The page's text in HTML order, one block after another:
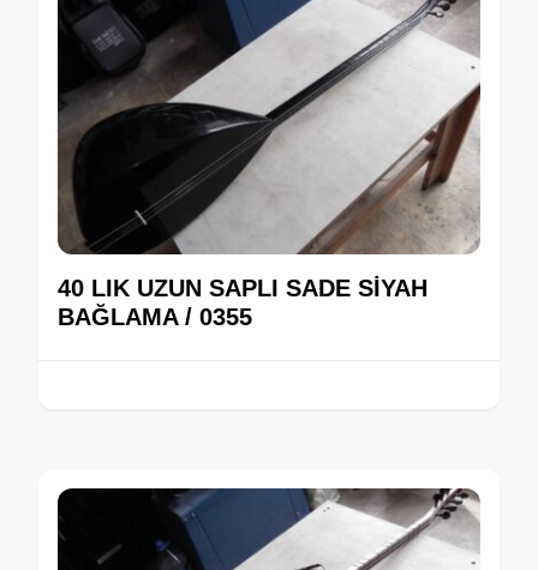
40 LIK UZUN SAPLI SADE SİYAH
BAĞLAMA / 0355